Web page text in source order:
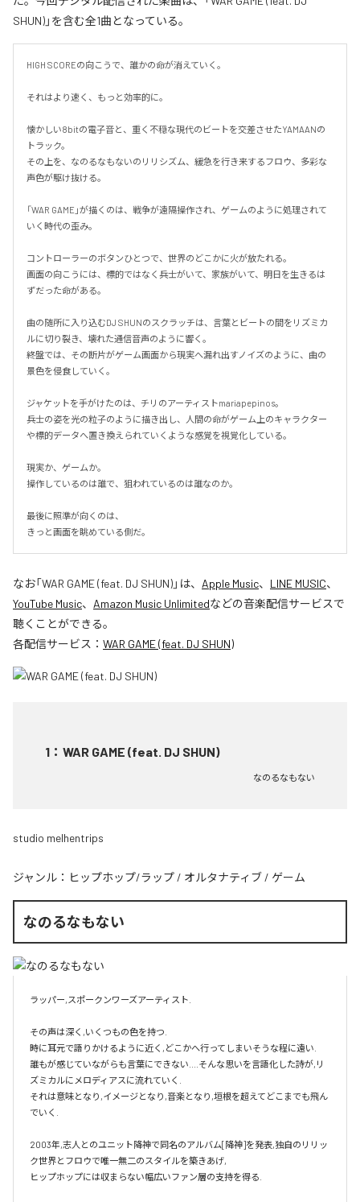
SHUN)」を含む全1曲となっている。
HIGH SCOREの向こうで、誰かの命が消えていく。
それはより速く、もっと効率的に。
懐かしい8bitの電子音と、重く不穏な現代のビートを交差させたYAMAANの
トラック。
その上を、なのるなもないのリリシズム、緩急を行き来するフロウ、多彩な
声色が駆け抜ける。
「WAR GAME」が描くのは、戦争が遠隔操作され、ゲームのように処理されて
いく時代の歪み。
コントローラーのボタンひとつで、世界のどこかに火が放たれる。
画面の向こうには、標的ではなく兵士がいて、家族がいて、明日を生きるは
ずだった命がある。
曲の随所に入り込むDJ SHUNのスクラッチは、言葉とビートの間をリズミカ
ルに切り裂き、壊れた通信音声のように響く。
終盤では、その断片がゲーム画面から現実へ漏れ出すノイズのように、曲の
景色を侵食していく。
ジャケットを手がけたのは、チリのアーティストmariapepinos。
兵士の姿を光の粒子のように描き出し、人間の命がゲーム上のキャラクター
や標的データへ置き換えられていくような感覚を視覚化している。
現実か、ゲームか。
操作しているのは誰で、狙われているのは誰なのか。
最後に照準が向くのは、
きっと画面を眺めている側だ。
なお「WAR GAME (feat. DJ SHUN)」は、 Apple Music、 LINE MUSIC、
YouTube Music、 Amazon Music Unlimitedなどの音楽配信サービスで
聴くことができる。
各配信サービス： WAR GAME (feat. DJ SHUN)
1 ： WAR GAME (feat. DJ SHUN)
なのるなもない
studio melhentrips
ジャンル： ヒップホップ/ラップ / オルタナティブ / ゲーム
なのるなもない
ラッパー,スポークンワーズアーティスト.
その声は深く,いくつもの色を持つ.
時に耳元で語りかけるように近く,どこかへ行ってしまいそうな程に遠い.
誰もが感じていながらも言葉にできない....そんな思いを言語化した詩が,リ
ズミカルにメロディアスに流れていく.
それは意味となり,イメージとなり,音楽となり,垣根を超えてどこまでも飛ん
でいく.
2003年,志人とのユニット降神で同名のアルバム[降神]を発表,独自のリリッ
ク世界とフロウで唯一無二のスタイルを築きあげ,
ヒップホップには収まらない幅広いファン層の支持を得る.